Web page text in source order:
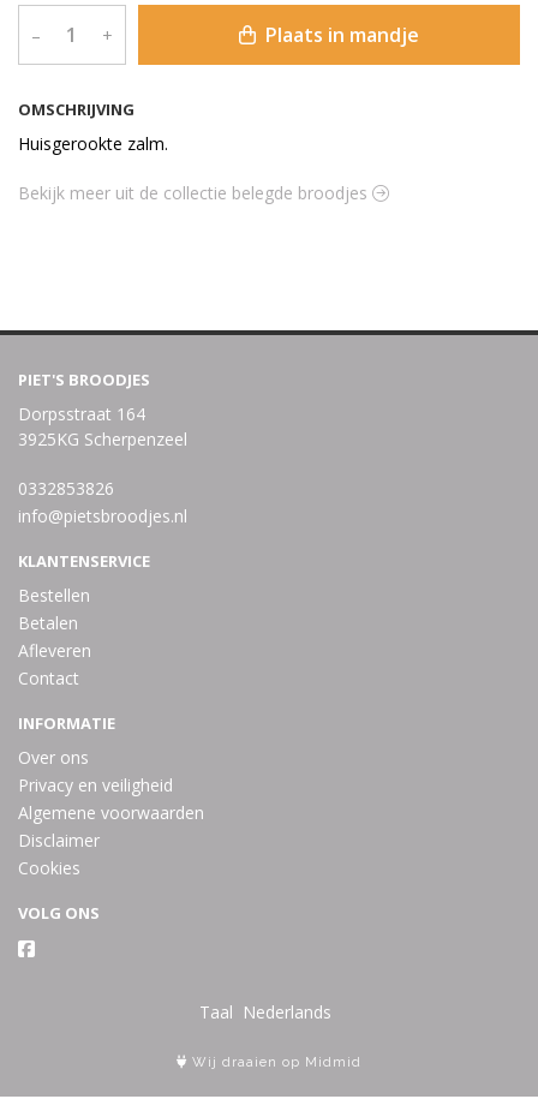
OMSCHRIJVING
Huisgerookte zalm.
– + Plaats in mandje
Bekijk meer uit de collectie belegde broodjes
PIET'S BROODJES
Dorpsstraat 164
3925KG Scherpenzeel
0332853826
info@pietsbroodjes.nl
KLANTENSERVICE
Bestellen
Betalen
Afleveren
Contact
INFORMATIE
Over ons
Privacy en veiligheid
Algemene voorwaarden
Disclaimer
Cookies
VOLG ONS
Taal
Wij draaien op Midmid